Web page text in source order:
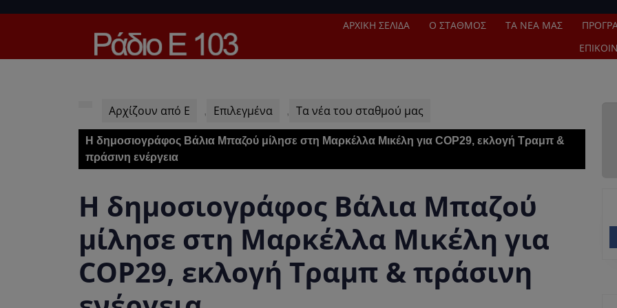
ΑΡΧΙΚΉ ΣΕΛΊΔΑ Ο ΣΤΑΘΜΌΣ ΤΑ ΝΈΑ ΜΑΣ
Αρχίζουν από Ε , Επιλεγμένα , Τα νέα του σταθμού μας
Η δημοσιογράφος Βάλια Μπαζού μίλησε στη Μαρκέλλα Μικέλη για COP29, εκλογή Τραμπ &
πράσινη ενέργεια
Η δημοσιογράφος Βάλια Μπαζού
μίλησε στη Μαρκέλλα Μικέλη για
COP29, εκλογή Τραμπ & πράσινη